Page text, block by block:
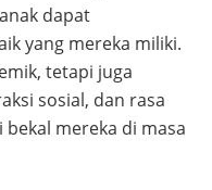
dapat
yang mereka miliki.
tetapi juga
sosial, dan rasa
mereka di masa